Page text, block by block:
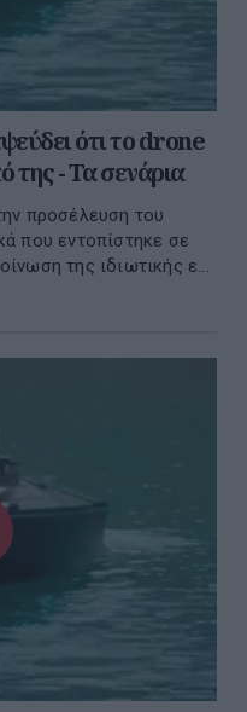
ότι το drone
της - Τα σενάρια
προσέλευση του
που εντοπίστηκε σε
της ιδιωτικής ε...